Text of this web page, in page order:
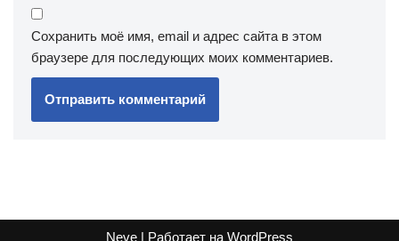
Сохранить моё имя, email и адрес сайта в этом
браузере для последующих моих комментариев.
Neve | Работает на WordPress